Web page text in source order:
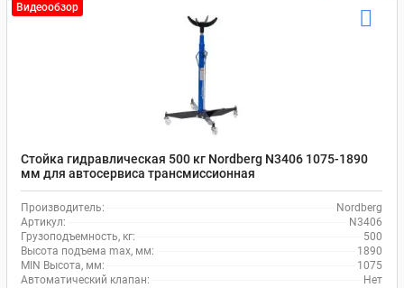
Видеообзор
Стойка гидравлическая 500 кг Nordberg N3406 1075-1890
мм для автосервиса трансмиссионная
Производитель:
Nordberg
Артикул:
N3406
Грузоподъемность, кг:
500
Высота подъема max, мм:
1890
MIN Высота, мм:
1075
Автоматический клапан:
Нет